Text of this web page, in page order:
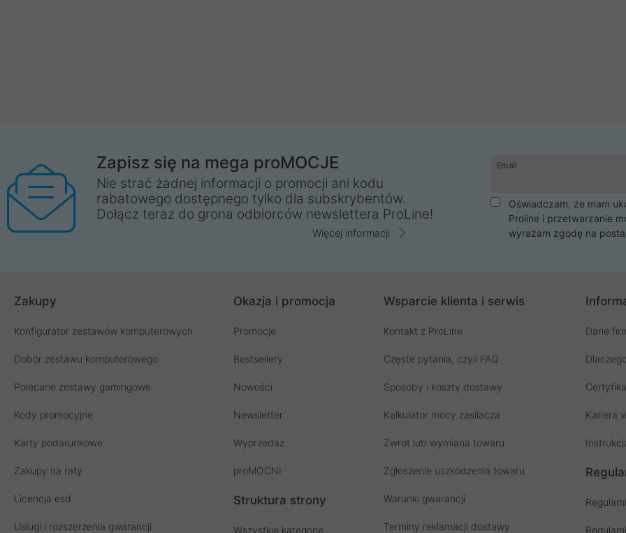
Zapisz się na mega proMOCJE
Nie strać żadnej informacji o promocji ani kodu
rabatowego dostępnego tylko dla subskrybentów.
Dołącz teraz do grona odbiorców newslettera ProLine!
Więcej informacji
Email
Oświadczam, że mam
Proline i przetwarzanie
wyrażam zgodę na
Zakupy
Konfigurator zestawów komputerowych
Dobór zestawu komputerowego
Polecane zestawy gamingowe
Kody promocyjne
Karty podarunkowe
Zakupy na raty
Licencja esd
Usługi i rozszerzenia gwarancji
Okazja i promocja
Promocje
Bestsellery
Nowości
Newsletter
Wyprzedaż
proMOCNI
Struktura strony
Wszystkie kategorie
Wsparcie klienta i serwis
Kontakt z ProLine
Częste pytania, czyli FAQ
Sposoby i koszty dostawy
Kalkulator mocy zasilacza
Zwrot lub wymiana towaru
Zgłoszenie uszkodzenia towaru
Warunki gwarancji
Terminy reklamacji dostawy
Dane
Kariera